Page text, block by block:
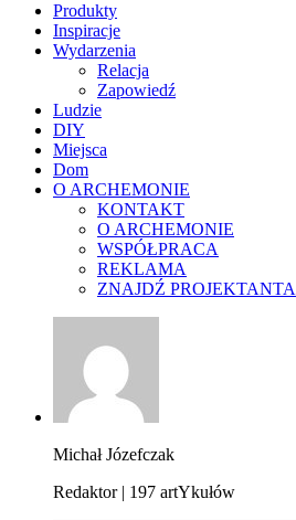
Produkty
Inspiracje
Wydarzenia
Relacja
Zapowiedź
Ludzie
DIY
Miejsca
Dom
O ARCHEMONIE
KONTAKT
O ARCHEMONIE
WSPÓŁPRACA
REKLAMA
ZNAJDŹ PROJEKTANTA
Michał Józefczak
Redaktor | 197 artYkułów